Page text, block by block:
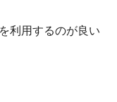
利用するのが良い